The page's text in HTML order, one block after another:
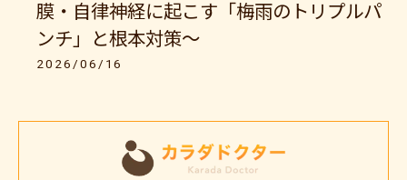
膜・自律神経に起こす「梅雨のトリプルパ
ンチ」と根本対策〜
2026/06/16